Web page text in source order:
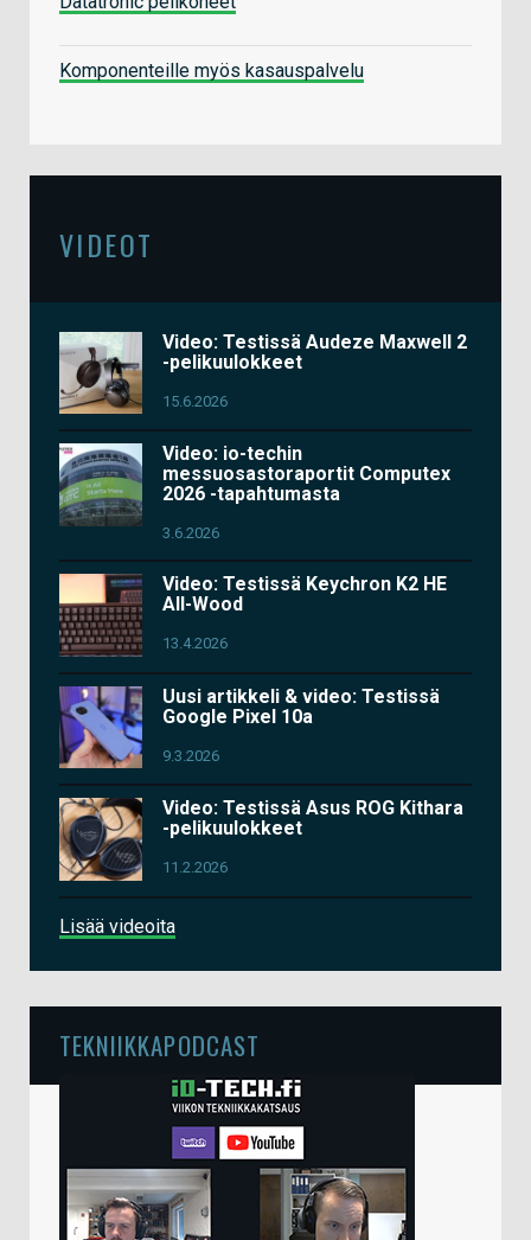
Komponenteille myös kasauspalvelu
VIDEOT
Video: Testissä Audeze Maxwell 2
-pelikuulokkeet
15.6.2026
Video: io-techin
messuosastoraportit Computex
2026 -tapahtumasta
3.6.2026
Video: Testissä Keychron K2 HE
All-Wood
13.4.2026
Uusi artikkeli & video: Testissä
Google Pixel 10a
9.3.2026
Video: Testissä Asus ROG Kithara
-pelikuulokkeet
11.2.2026
Lisää videoita
TEKNIIKKAPODCAST